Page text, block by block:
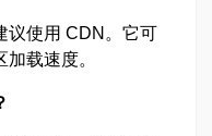
议使用 CDN。它可
载速度。